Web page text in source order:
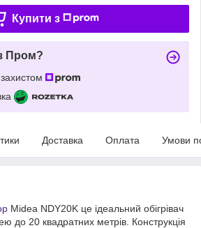
Купити з
Пром?
Доставка Оплата Умови
Midea NDY20K це ідеальний обігрівач
до 20 квадратних метрів. Конструкція